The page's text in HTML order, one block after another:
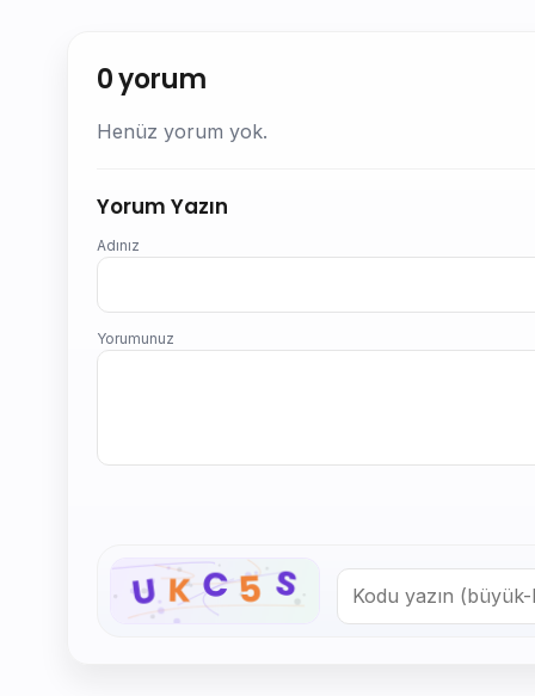
0 yorum
Henüz yorum yok.
Yorum Yazın
Adınız
Yorumunuz